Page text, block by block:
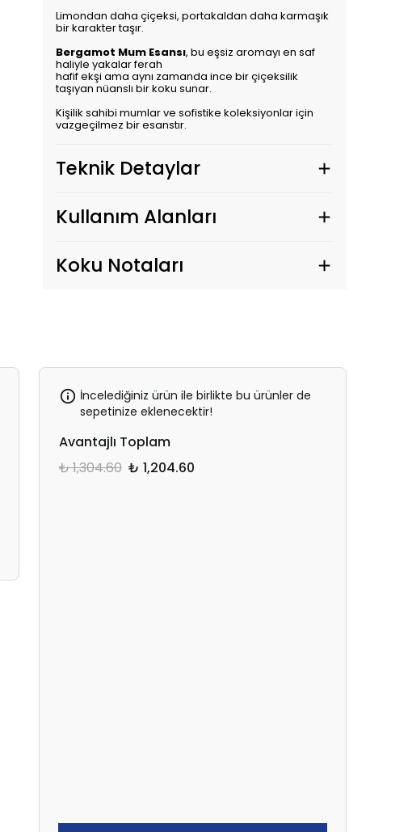
Limondan daha çiçeksi, portakaldan daha karmaşık
bir karakter taşır.
Bergamot Mum Esansı, bu eşsiz aromayı en saf
haliyle yakalar ferah
hafif ekşi ama aynı zamanda ince bir çiçeksilik
taşıyan nüanslı bir koku sunar.
Kişilik sahibi mumlar ve sofistike koleksiyonlar için
vazgeçilmez bir esanstır.
Teknik Detaylar
Kullanım Alanları
Koku Notaları
İncelediğiniz ürün ile birlikte bu ürünler de
sepetinize eklenecektir!
Avantajlı Toplam
₺ 1,304.60 ₺ 1,204.60